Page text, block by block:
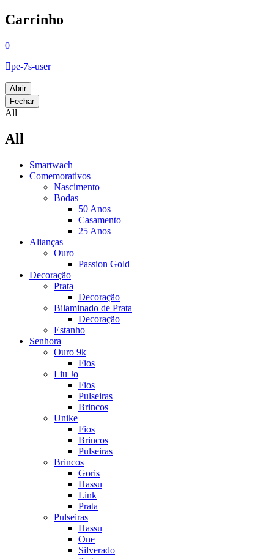
Carrinho
0
pe-7s-user
Abrir
Fechar
All
All
Smartwach
Comemorativos
Nascimento
Bodas
50 Anos
Casamento
25 Anos
Alianças
Ouro
Passion Gold
Decoração
Prata
Decoração
Bilaminado de Prata
Decoração
Estanho
Senhora
Ouro 9k
Fios
Liu Jo
Fios
Pulseiras
Brincos
Unike
Fios
Brincos
Pulseiras
Brincos
Goris
Hassu
Link
Prata
Pulseiras
Hassu
One
Silverado